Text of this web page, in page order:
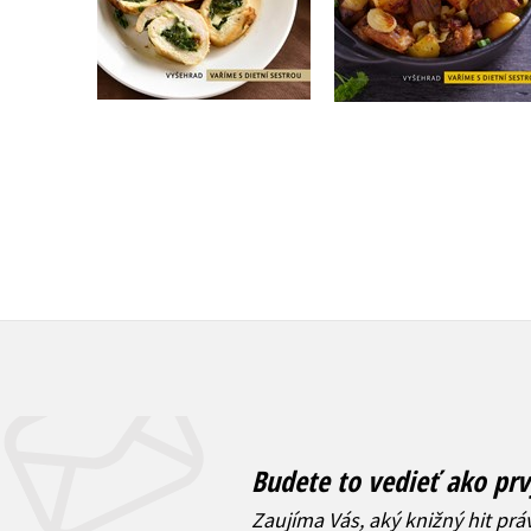
Do košíka
9,17 € Do košíka
Budete to vedieť ako
Zaujíma Vás, aký knižný hit